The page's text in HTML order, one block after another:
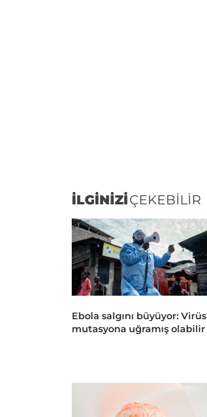
İLGİNİZİÇEKEBİLİR
Ebola salgını büyüyor: Virüs
mutasyona uğramış olabilir